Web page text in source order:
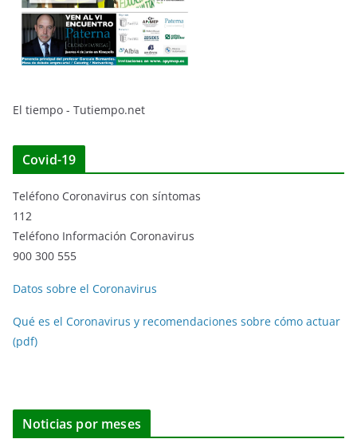
El tiempo - Tutiempo.net
Covid-19
Teléfono Coronavirus con síntomas
112
Teléfono Información Coronavirus
900 300 555
Datos sobre el Coronavirus
Qué es el Coronavirus y recomendaciones sobre cómo actuar
(pdf)
Noticias por meses